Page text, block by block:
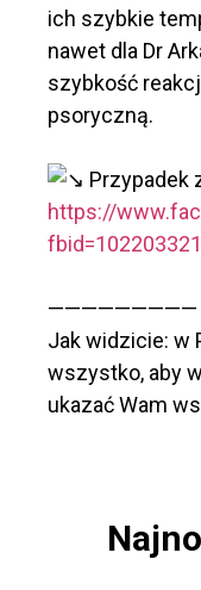
ich szybkie
nawet dla Dr
szybkość
psoryczną.
Przypadek
https://
—————————
Jak widzicie: w
wszystko, aby
ukazać Wam